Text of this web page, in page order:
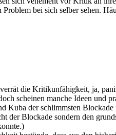
bei sich selber sehen.
die Kritikunfähigkeit, ja,
scheinen manche Ideen und
Kuba der schlimmsten Blockade
der Blockade sondern den